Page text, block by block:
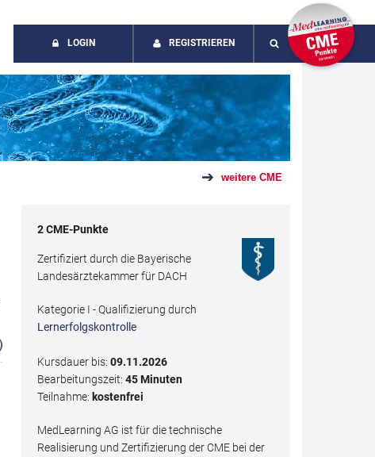
LOGIN REGISTRIEREN SUCHE
weitere CME
2CME-Punkte
Zertifiziert durch die Bayerische
Landesärztekammer für DACH
Kategorie I - Qualifizierung durch
Lernerfolgskontrolle
Kursdauer bis: 09.11.2026
Bearbeitungszeit: 45 Minuten
Teilnahme: kostenfrei
MedLearning AG ist für die technische
Realisierung und Zertifizierung der CME bei der